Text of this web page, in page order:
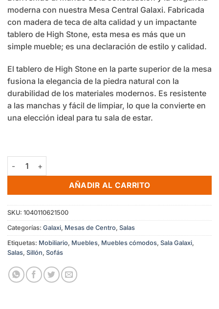
moderna con nuestra Mesa Central Galaxi. Fabricada
con madera de teca de alta calidad y un impactante
tablero de High Stone, esta mesa es más que un
simple mueble; es una declaración de estilo y calidad.
El tablero de High Stone en la parte superior de la mesa
fusiona la elegancia de la piedra natural con la
durabilidad de los materiales modernos. Es resistente
a las manchas y fácil de limpiar, lo que la convierte en
una elección ideal para tu sala de estar.
Mesa Central Galaxi cantidad
AÑADIR AL CARRITO
SKU: 1040110621500
Categorías: Galaxi, Mesas de Centro, Salas
Etiquetas: Mobiliario, Muebles, Muebles cómodos, Sala Galaxi,
Salas, Sillón, Sofás